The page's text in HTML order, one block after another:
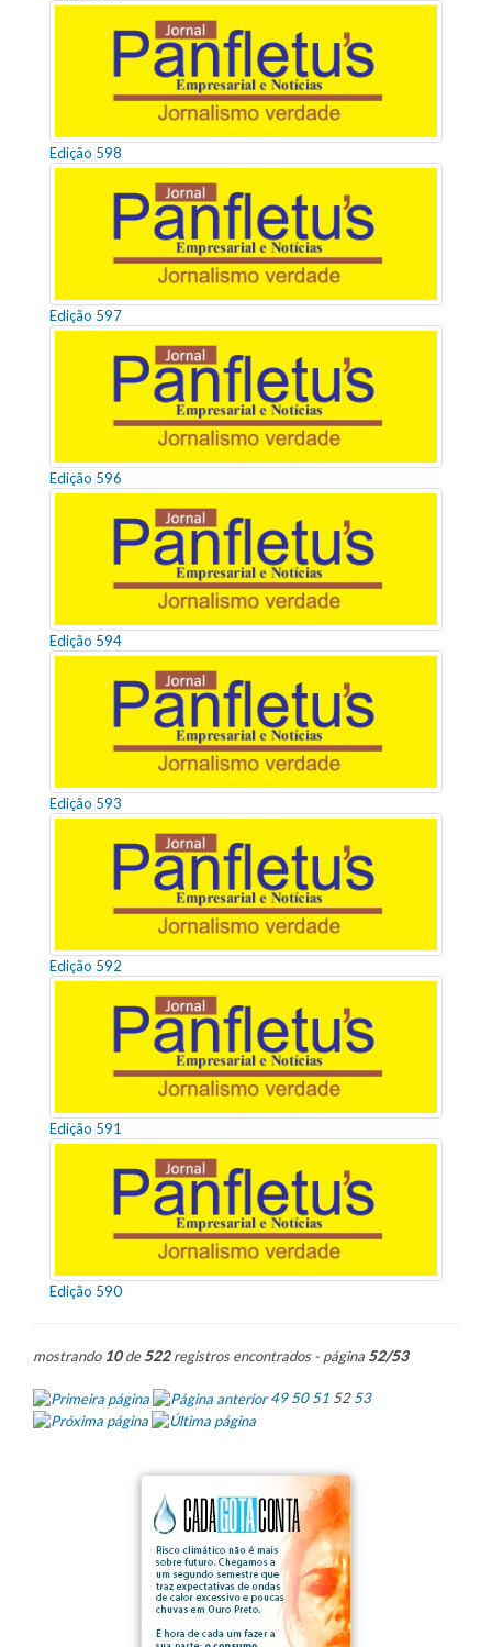
Edição 598
Edição 597
Edição 596
Edição 594
Edição 593
Edição 592
Edição 591
Edição 590
mostrando 10de522registros encontrados - página 52/53
49 50 51 5253